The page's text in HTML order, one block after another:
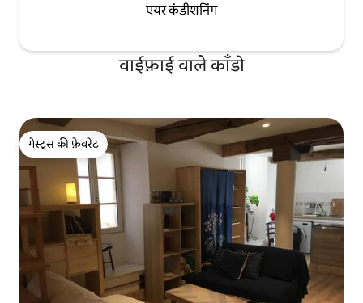
एयर कंडीशनिंग
वाईफ़ाई वाले काँडो
गेस्ट्स की फ़ेवरेट
गेस्ट्स की फ़ेवरेट